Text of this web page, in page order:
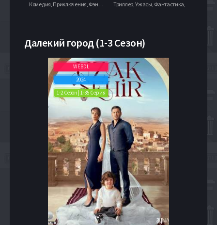
Комедия, Приключения, Фэнтези, Триллер, Ужасы, Фантастика,
Далекий город (1-3 Сезон)
WEBDL
2024
1-2 Сезон | 1-35 Серия